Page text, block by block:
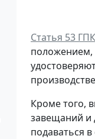
Статья 53
положением,
Кроме того,
завещаний и
подаваться